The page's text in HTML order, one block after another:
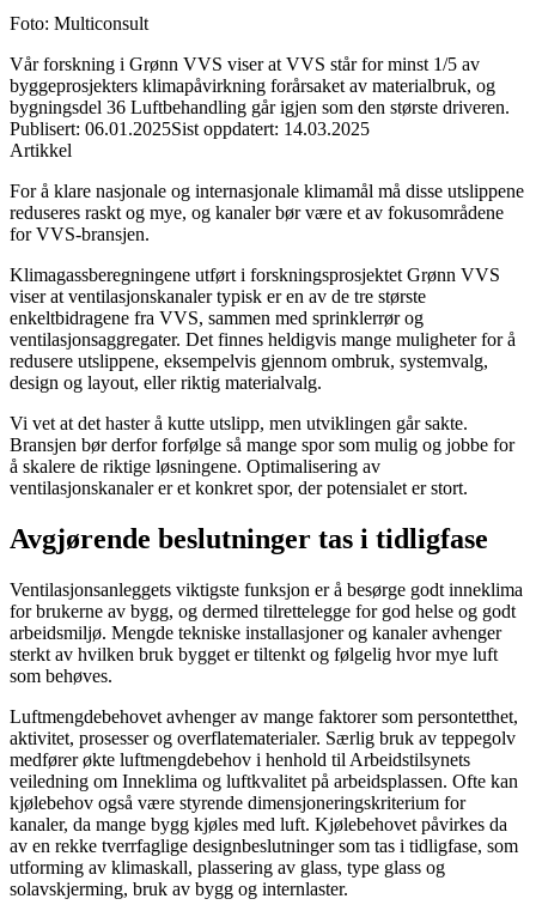
Foto: Multiconsult
Vår forskning i Grønn VVS viser at VVS står for minst 1/5 av
byggeprosjekters klimapåvirkning forårsaket av materialbruk, og
bygningsdel 36 Luftbehandling går igjen som den største driveren.
Publisert: 06.01.2025Sist oppdatert: 14.03.2025
Artikkel
For å klare nasjonale og internasjonale klimamål må disse utslippene
reduseres raskt og mye, og kanaler bør være et av fokusområdene
for VVS-bransjen.
Klimagassberegningene utført i forskningsprosjektet Grønn VVS
viser at ventilasjonskanaler typisk er en av de tre største
enkeltbidragene fra VVS, sammen med sprinklerrør og
ventilasjonsaggregater. Det finnes heldigvis mange muligheter for å
redusere utslippene, eksempelvis gjennom ombruk, systemvalg,
design og layout, eller riktig materialvalg.
Vi vet at det haster å kutte utslipp, men utviklingen går sakte.
Bransjen bør derfor forfølge så mange spor som mulig og jobbe for
å skalere de riktige løsningene. Optimalisering av
ventilasjonskanaler er et konkret spor, der potensialet er stort.
Avgjørende beslutninger tas i tidligfase
Ventilasjonsanleggets viktigste funksjon er å besørge godt inneklima
for brukerne av bygg, og dermed tilrettelegge for god helse og godt
arbeidsmiljø. Mengde tekniske installasjoner og kanaler avhenger
sterkt av hvilken bruk bygget er tiltenkt og følgelig hvor mye luft
som behøves.
Luftmengdebehovet avhenger av mange faktorer som persontetthet,
aktivitet, prosesser og overflatematerialer. Særlig bruk av teppegolv
medfører økte luftmengdebehov i henhold til Arbeidstilsynets
veiledning om Inneklima og luftkvalitet på arbeidsplassen. Ofte kan
kjølebehov også være styrende dimensjoneringskriterium for
kanaler, da mange bygg kjøles med luft. Kjølebehovet påvirkes da
av en rekke tverrfaglige designbeslutninger som tas i tidligfase, som
utforming av klimaskall, plassering av glass, type glass og
solavskjerming, bruk av bygg og internlaster.